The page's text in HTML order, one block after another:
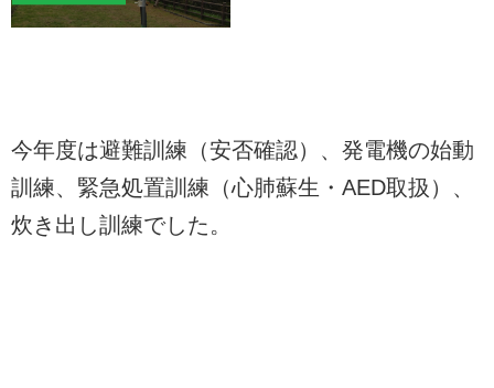
今年度は避難訓練（安否確認）、発電機の始動
訓練、緊急処置訓練（心肺蘇生・AED取扱）、
炊き出し訓練でした。